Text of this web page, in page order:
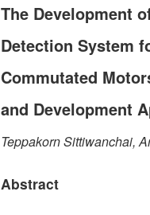
The Development
Detection System
Commutated
and Development
Teppakorn Sittiwanchai,
Abstract